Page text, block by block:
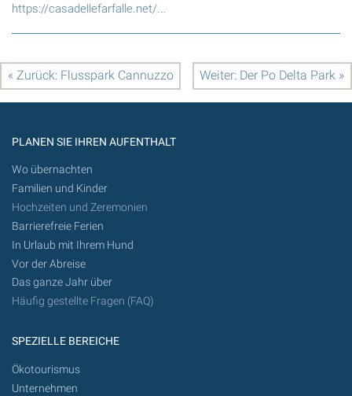
https://casadellefarfalle.net/...
« Zurück: Flusspark Cannuzzo Weiter: Der Po Delta Park »
PLANEN SIE IHREN AUFENTHALT
Wo übernachten
Familien und Kinder
Hochzeiten und Zeremonien
Barrierefreie Ferien
In Urlaub mit Ihrem Hund
Vor der Abreise
Das ganze Jahr über
Häufig gestellte Fragen (FAQ)
SPEZIELLE BEREICHE
Ökotourismus
Unternehmen